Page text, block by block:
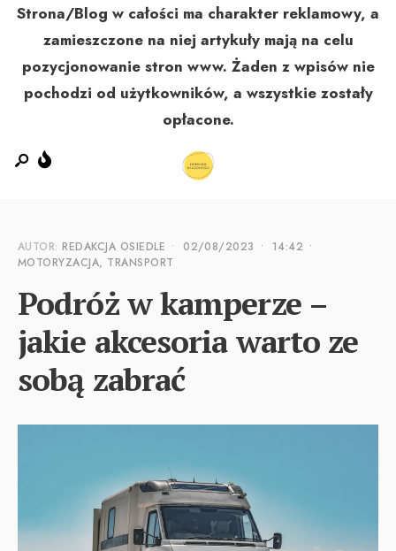
Strona/Blog w całości ma charakter reklamowy, a
zamieszczone na niej artykuły mają na celu
pozycjonowanie stron www. Żaden z wpisów nie
pochodzi od użytkowników, a wszystkie zostały
opłacone.
AUTOR:REDAKCJA OSIEDLE • 02/08/2023 • 14:42 •
MOTORYZACJA, TRANSPORT
Podróż w kamperze –
jakie akcesoria warto ze
sobą zabrać